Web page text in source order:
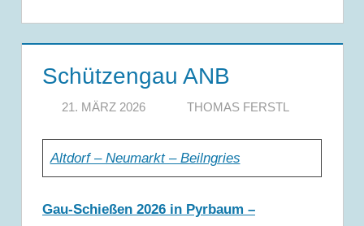
Schützengau ANB
21. MÄRZ 2026 THOMAS FERSTL
Altdorf – Neumarkt – Beilngries
Gau-Schießen 2026 in Pyrbaum –